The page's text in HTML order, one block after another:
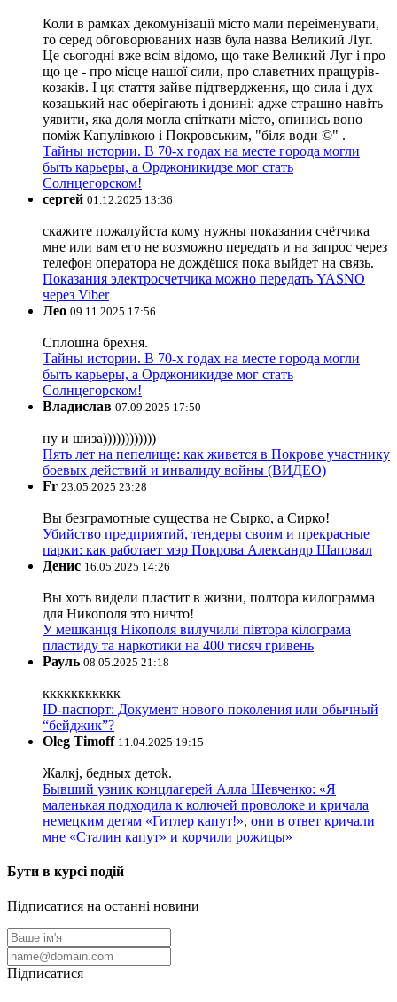
Коли в рамках декомунізації місто мали переіменувати,
то серед обговорюваних назв була назва Великий Луг.
Це сьогодні вже всім відомо, що таке Великий Луг і про
що це - про місце нашої сили, про славетних пращурів-
козаків. І ця стаття зайве підтвердження, що сила і дух
козацький нас оберігають і донині: адже страшно навіть
уявити, яка доля могла спіткати місто, опинись воно
поміж Капулівкою і Покровським, "біля води ©" .
Тайны истории. В 70-х годах на месте города могли
быть карьеры, а Орджоникидзе мог стать
Солнцегорском!
сергей 01.12.2025 13:36
скажите пожалуйста кому нужны показания счётчика
мне или вам его не возможно передать и на запрос через
телефон оператора не дождёшся пока выйдет на связь.
Показания электросчетчика можно передать YASNO
через Viber
Лео 09.11.2025 17:56
Сплошна брехня.
Тайны истории. В 70-х годах на месте города могли
быть карьеры, а Орджоникидзе мог стать
Солнцегорском!
Владислав 07.09.2025 17:50
ну и шиза))))))))))))
Пять лет на пепелище: как живется в Покрове участнику
боевых действий и инвалиду войны (ВИДЕО)
Fr 23.05.2025 23:28
Вы безграмотные существа не Сырко, а Сирко!
Убийство предприятий, тендеры своим и прекрасные
парки: как работает мэр Покрова Александр Шаповал
Денис 16.05.2025 14:26
Вы хоть видели пластит в жизни, полтора килограмма
для Никополя это ничто!
У мешканця Нікополя вилучили півтора кілограма
пластиду та наркотики на 400 тисяч гривень
Рауль 08.05.2025 21:18
ккккккккккк
ID-паспорт: Документ нового поколения или обычный
“бейджик”?
Oleg Timoff 11.04.2025 19:15
Жалкj, бедных детok.
Бывший узник концлагерей Алла Шевченко: «Я
маленькая подходила к колючей проволоке и кричала
немецким детям «Гитлер капут!», они в ответ кричали
мне «Сталин капут» и корчили рожицы»
Бути в курсі подій
Підписатися на останні новини
Підписатися